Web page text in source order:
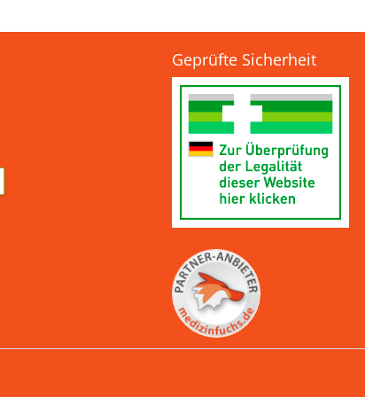
Geprüfte Sicherheit